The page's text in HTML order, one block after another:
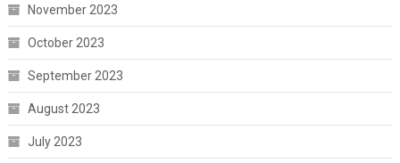
November 2023
October 2023
September 2023
August 2023
July 2023